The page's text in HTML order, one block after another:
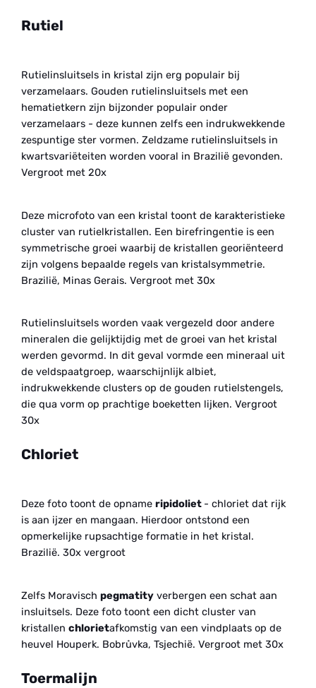
Rutiel
Rutielinsluitsels in kristal zijn erg populair bij
verzamelaars. Gouden rutielinsluitsels met een
hematietkern zijn bijzonder populair onder
verzamelaars - deze kunnen zelfs een indrukwekkende
zespuntige ster vormen. Zeldzame rutielinsluitsels in
kwartsvariëteiten worden vooral in Brazilië gevonden.
Vergroot met 20x
Deze microfoto van een kristal toont de karakteristieke
cluster van rutielkristallen. Een birefringentie is een
symmetrische groei waarbij de kristallen georiënteerd
zijn volgens bepaalde regels van kristalsymmetrie.
Brazilië, Minas Gerais. Vergroot met 30x
Rutielinsluitsels worden vaak vergezeld door andere
mineralen die gelijktijdig met de groei van het kristal
werden gevormd. In dit geval vormde een mineraal uit
de veldspaatgroep, waarschijnlijk albiet,
indrukwekkende clusters op de gouden rutielstengels,
die qua vorm op prachtige boeketten lijken. Vergroot
30x
Chloriet
Deze foto toont de opnameripidoliet - chloriet dat rijk
is aan ijzer en mangaan. Hierdoor ontstond een
opmerkelijke rupsachtige formatie in het kristal.
Brazilië. 30x vergroot
Zelfs Moravischpegmatity verbergen een schat aan
insluitsels. Deze foto toont een dicht cluster van
kristallenchlorietafkomstig van een vindplaats op de
heuvel Houperk. Bobrůvka, Tsjechië. Vergroot met 30x
Toermalijn